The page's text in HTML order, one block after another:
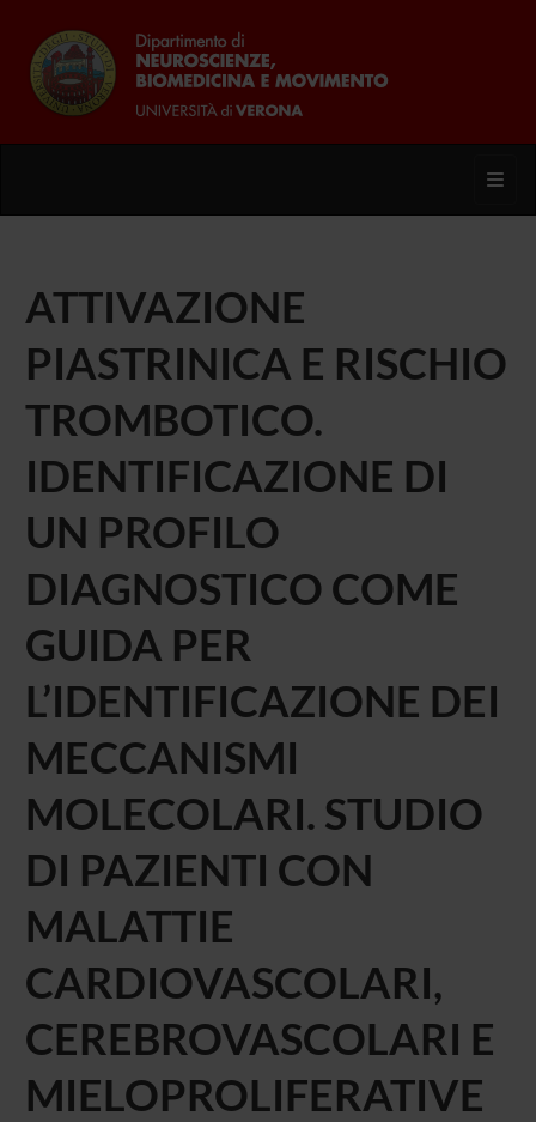
ATTIVAZIONE
PIASTRINICA E RISCHIO
TROMBOTICO.
IDENTIFICAZIONE DI
UN PROFILO
DIAGNOSTICO COME
GUIDA PER
L’IDENTIFICAZIONE DEI
MECCANISMI
MOLECOLARI. STUDIO
DI PAZIENTI CON
MALATTIE
CARDIOVASCOLARI,
CEREBROVASCOLARI E
MIELOPROLIFERATIVE